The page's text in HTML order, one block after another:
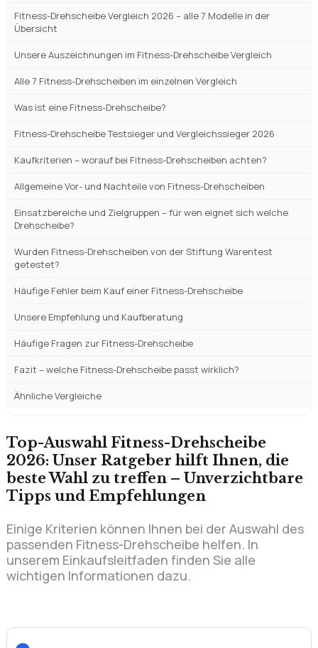
Top-Auswahl Fitness-Drehscheibe
2026: Unser Ratgeber hilft Ihnen, die
beste Wahl zu treffen – Unverzichtbare
Tipps und Empfehlungen
Einige Kriterien können Ihnen bei der Auswahl des
passenden Fitness-Drehscheibe helfen. In
unserem Einkaufsleitfaden finden Sie alle
wichtigen Informationen dazu.
Fitness-Drehscheibe Vergleich 2026 – alle 7 Modelle in der
Übersicht
Unsere Auszeichnungen im Fitness-Drehscheibe Vergleich
Alle 7 Fitness-Drehscheiben im einzelnen Vergleich
Was ist eine Fitness-Drehscheibe?
Fitness-Drehscheibe Testsieger und Vergleichssieger 2026
Kaufkriterien – worauf bei Fitness-Drehscheiben achten?
Allgemeine Vor- und Nachteile von Fitness-Drehscheiben
Einsatzbereiche und Zielgruppen – für wen eignet sich welche
Drehscheibe?
Wurden Fitness-Drehscheiben von der Stiftung Warentest
getestet?
Häufige Fehler beim Kauf einer Fitness-Drehscheibe
Unsere Empfehlung und Kaufberatung
Häufige Fragen zur Fitness-Drehscheibe
Fazit – welche Fitness-Drehscheibe passt wirklich?
Ähnliche Vergleiche